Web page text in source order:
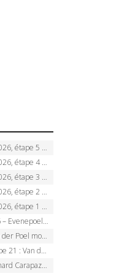
en jaune, Ferrand-Prévot coule
Ferrand-Prévot en crise
d’échappée, maillot jaune
Markus héroïque, 7e record
premier maillot jaune
Carapaz battu au sprint
le record des cinq sacres
Aert sur les Champs-Elysées ?
à pois, Seixas perd le podium